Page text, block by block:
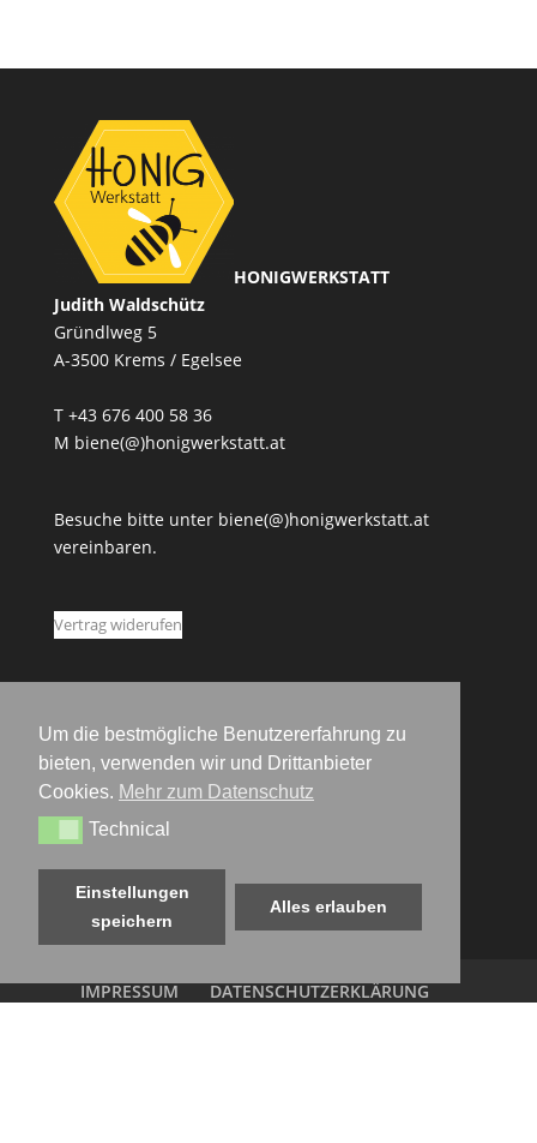
HONIGWERKSTATT
Judith Waldschütz
Gründlweg 5
A-3500 Krems / Egelsee
T +43 676 400 58 36
M biene(@)honigwerkstatt.at
Besuche bitte unter biene(@)honigwerkstatt.at
vereinbaren.
Vertrag widerufen
IMPRESSUM
DATENSCHUTZERKLÄRUNG
Um die bestmögliche Benutzererfahrung zu
bieten, verwenden wir und Drittanbieter
Cookies. Mehr zum Datenschutz
TechnicalTechnical
Einstellungen
speichern
Alles erlauben